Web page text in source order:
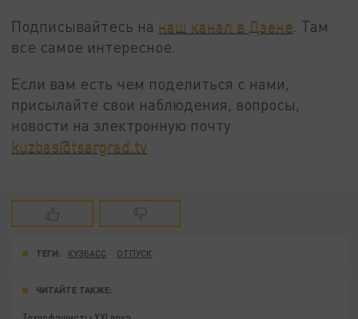
Подписывайтесь на наш канал в Дзене . Там
все самое интересное.
Если вам есть чем поделиться с нами,
присылайте свои наблюдения, вопросы,
новости на электронную почту
kuzbas@tsargrad.tv
ТЕГИ: КУЗБАСС ОТПУСК
ЧИТАЙТЕ ТАКЖЕ: